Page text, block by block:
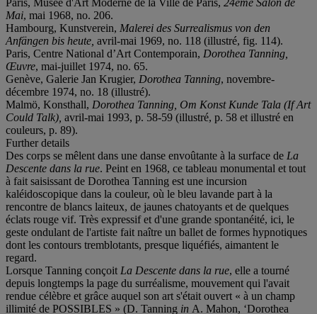
Mai, mai 1968, no. 206.
Hambourg, Kunstverein, Malerei des Surrealismus von den
Anfängen bis heute, avril-mai 1969, no. 118 (illustré, fig. 114).
Paris, Centre National d’Art Contemporain, Dorothea Tanning,
Œuvre, mai-juillet 1974, no. 65.
Genève, Galerie Jan Krugier, Dorothea Tanning, novembre-
décembre 1974, no. 18 (illustré).
Malmö, Konsthall, Dorothea Tanning, Om Konst Kunde Tala (If Art
Could Talk), avril-mai 1993, p. 58-59 (illustré, p. 58 et illustré en
couleurs, p. 89).
Further details
Des corps se mêlent dans une danse envoûtante à la surface de La
Descente dans la rue. Peint en 1968, ce tableau monumental et tout
à fait saisissant de Dorothea Tanning est une incursion
kaléidoscopique dans la couleur, où le bleu lavande part à la
rencontre de blancs laiteux, de jaunes chatoyants et de quelques
éclats rouge vif. Très expressif et d'une grande spontanéité, ici, le
geste ondulant de l'artiste fait naître un ballet de formes hypnotiques
dont les contours tremblotants, presque liquéfiés, aimantent le
regard.
Lorsque Tanning conçoit La Descente dans la rue, elle a tourné
depuis longtemps la page du surréalisme, mouvement qui l'avait
rendue célèbre et grâce auquel son art s'était ouvert « à un champ
illimité de POSSIBLES » (D. Tanning in A. Mahon, ‘Dorothea